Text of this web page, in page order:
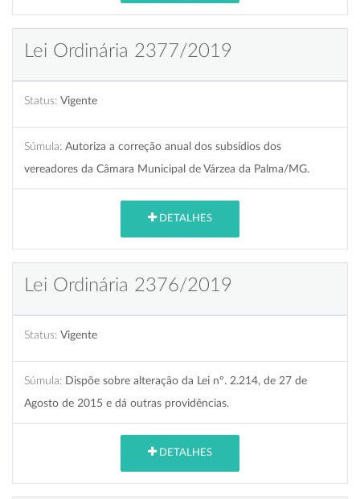
Lei Ordinária 2377/2019
Status: Vigente
Súmula: Autoriza a correção anual dos subsídios dos
vereadores da Câmara Municipal de Várzea da Palma/MG.
DETALHES
Lei Ordinária 2376/2019
Status: Vigente
Súmula: Dispõe sobre alteração da Lei nº. 2.214, de 27 de
Agosto de 2015 e dá outras providências.
DETALHES